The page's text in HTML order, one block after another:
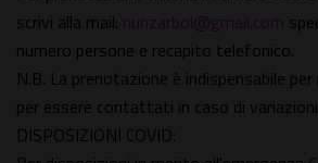
scrivi alla mail: nunzarbol@gmail.com
numero persone e recapito telefonico.
N.B. La prenotazione è indispensabile
per essere contattati in caso di
DISPOSIZIONI COVID: